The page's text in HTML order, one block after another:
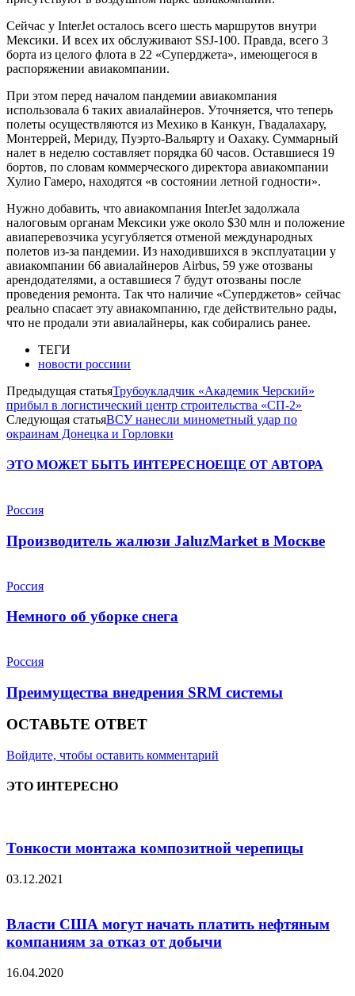
Сейчас у InterJet осталось всего шесть маршрутов внутри
Мексики. И всех их обслуживают SSJ-100. Правда, всего 3
борта из целого флота в 22 «Суперджета», имеющегося в
распоряжении авиакомпании.
При этом перед началом пандемии авиакомпания
использовала 6 таких авиалайнеров. Уточняется, что теперь
полеты осуществляются из Мехико в Канкун, Гвадалахару,
Монтеррей, Мериду, Пуэрто-Вальярту и Оахаку. Суммарный
налет в неделю составляет порядка 60 часов. Оставшиеся 19
бортов, по словам коммерческого директора авиакомпании
Хулио Гамеро, находятся «в состоянии летной годности».
Нужно добавить, что авиакомпания InterJet задолжала
налоговым органам Мексики уже около $30 млн и положение
авиаперевозчика усугубляется отменой международных
полетов из-за пандемии. Из находившихся в эксплуатации у
авиакомпании 66 авиалайнеров Airbus, 59 уже отозваны
арендодателями, а оставшиеся 7 будут отозваны после
проведения ремонта. Так что наличие «Суперджетов» сейчас
реально спасает эту авиакомпанию, где действительно рады,
что не продали эти авиалайнеры, как собирались ранее.
ТЕГИ
новости россиии
Предыдущая статьяТрубоукладчик «Академик Черский»
прибыл в логистический центр строительства «СП-2»
Следующая статьяВСУ нанесли минометный удар по
окраинам Донецка и Горловки
ЭТО МОЖЕТ БЫТЬ ИНТЕРЕСНОЕЩЕ ОТ АВТОРА
Россия
Производитель жалюзи JaluzMarket в Москве
Россия
Немного об уборке снега
Россия
Преимущества внедрения SRM системы
ОСТАВЬТЕ ОТВЕТ
Войдите, чтобы оставить комментарий
ЭТО ИНТЕРЕСНО
Тонкости монтажа композитной черепицы
03.12.2021
Власти США могут начать платить нефтяным
компаниям за отказ от добычи
16.04.2020